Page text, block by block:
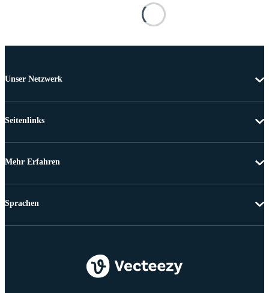
Unser Netzwerk
Seitenlinks
Mehr Erfahren
Sprachen